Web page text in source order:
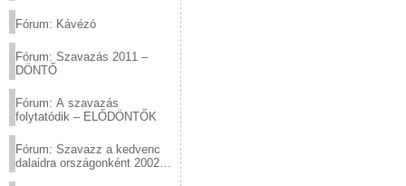
Fórum: Kávézó
Fórum: Szavazás 2011 –
DÖNTŐ
Fórum: A szavazás
folytatódik – ELŐDÖNTŐK
Fórum: Szavazz a kedvenc
dalaidra országonként 2002